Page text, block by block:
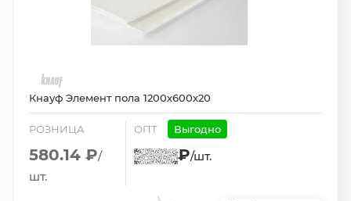
Кнауф Элемент пола 1200х600х20
РОЗНИЦА
580.14 ₽/
шт.
ОПТ Выгодно
₽/шт.